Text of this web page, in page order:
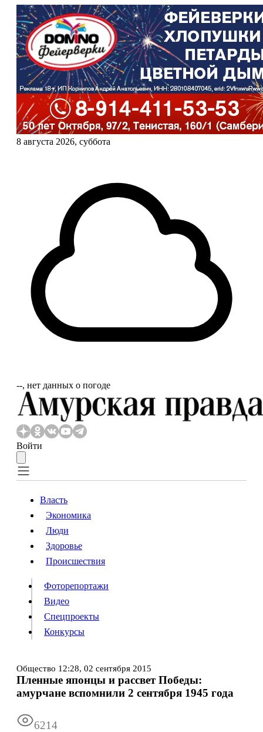
8 августа 2026, суббота
‐‐, нет данных о погоде
Войти
Власть
Происшествия
Видео
Конкурсы
Информация Все новости
Власть
Экономика
Люди
Здоровье
Происшествия
Фоторепортажи
Видео
Спецпроекты
Конкурсы
Общество 12:28, 02 сентября 2015
Пленные японцы и рассвет Победы:
амурчане вспомнили 2 сентября 1945 года
6214